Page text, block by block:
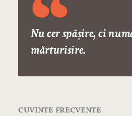
Nu cer spășire, ci
mărturisire.
CUVINTE FRECVENTE